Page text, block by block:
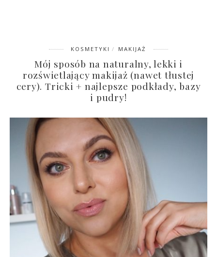
KOSMETYKI MAKIJAŻ
Mój sposób na naturalny, lekki i
rozświetlający makijaż (nawet tłustej
cery). Tricki + najlepsze podkłady, bazy
i pudry!